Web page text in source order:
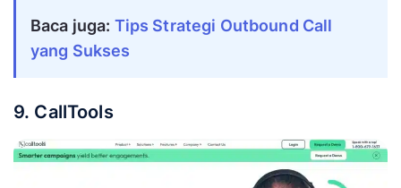
Baca juga: Tips Strategi Outbound Call
yang Sukses
9. CallTools